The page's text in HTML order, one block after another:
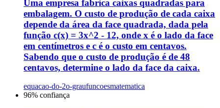
Uma empresa fabrica caixas quadradas para
embalagem. O custo de produção de cada caixa
depende da área da face quadrada, dada pela
função c(x) = 3x^2 - 12, onde x é o lado da face
em centímetros e c é o custo em centavos.
Sabendo que o custo de produção é de 48
centavos, determine o lado da face da caixa.
equacao-do-2o-graufuncoesmatematica
96% confiança